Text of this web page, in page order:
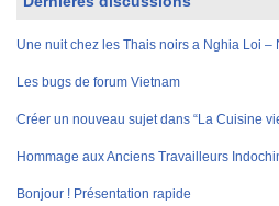
Une nuit chez les Thais noirs a Nghia Loi –
Les bugs de forum Vietnam
Créer un nouveau sujet dans “La Cuisine
Hommage aux Anciens Travailleurs
Bonjour ! Présentation rapide